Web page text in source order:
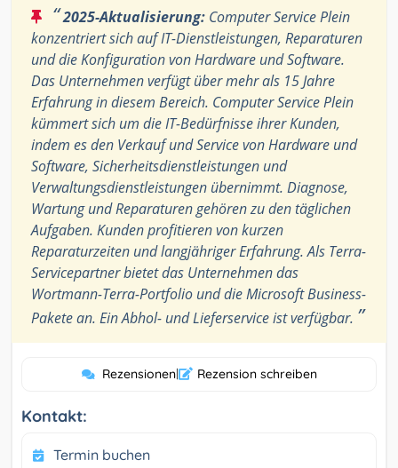
“2025-Aktualisierung: Computer Service Plein
konzentriert sich auf IT-Dienstleistungen, Reparaturen
und die Konfiguration von Hardware und Software.
Das Unternehmen verfügt über mehr als 15 Jahre
Erfahrung in diesem Bereich. Computer Service Plein
kümmert sich um die IT-Bedürfnisse ihrer Kunden,
indem es den Verkauf und Service von Hardware und
Software, Sicherheitsdienstleistungen und
Verwaltungsdienstleistungen übernimmt. Diagnose,
Wartung und Reparaturen gehören zu den täglichen
Aufgaben. Kunden profitieren von kurzen
Reparaturzeiten und langjähriger Erfahrung. Als Terra-
Servicepartner bietet das Unternehmen das
Wortmann-Terra-Portfolio und die Microsoft Business-
Pakete an. Ein Abhol- und Lieferservice ist verfügbar. ”
Rezensionen| Rezension schreiben
Kontakt:
Termin buchen